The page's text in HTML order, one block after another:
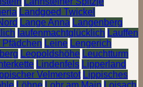
Landgoed Twickel
Lange Anna Langenberg
laufenmachtglücklich Lauffen
Pfädchen Leine Lengerich
Leopoldshöhe Leuchtturm
Lindenfels Lipperland
Velmerstot Lippisches
Löhne Lohr am Main Loisach